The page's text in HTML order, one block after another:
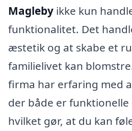
Magleby ikke kun
funktionalitet. Det
æstetik og at skabe et
familielivet kan
firma har erfaring med
der både er funktionelle
hvilket gør, at du kan